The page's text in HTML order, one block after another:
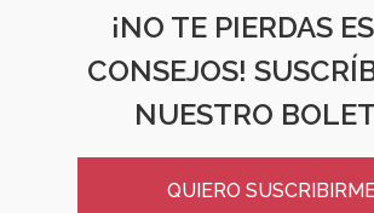
¡NO TE PIERDAS
CONSEJOS!
NUESTRO
QUIERO